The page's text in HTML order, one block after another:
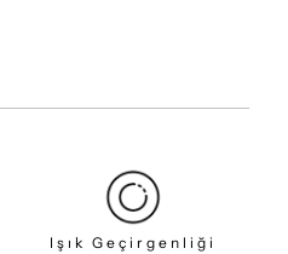
Işık Geçirgenliği